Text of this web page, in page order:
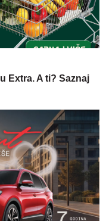
Extra. A ti? Saznaj